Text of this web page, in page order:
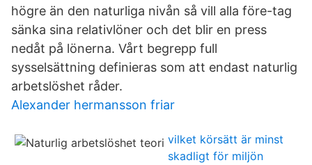
högre än den naturliga nivån så vill alla före-tag
sänka sina relativlöner och det blir en press
nedåt på lönerna. Vårt begrepp full
sysselsättning definieras som att endast naturlig
arbetslöshet råder.
Alexander hermansson friar
vilket körsätt är minst
skadligt för miljön